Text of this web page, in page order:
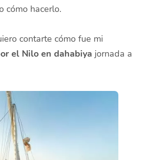
cómo hacerlo.
contarte cómo fue mi
el Nilo en dahabiya jornada a